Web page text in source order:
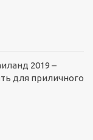
2019 –
для приличного